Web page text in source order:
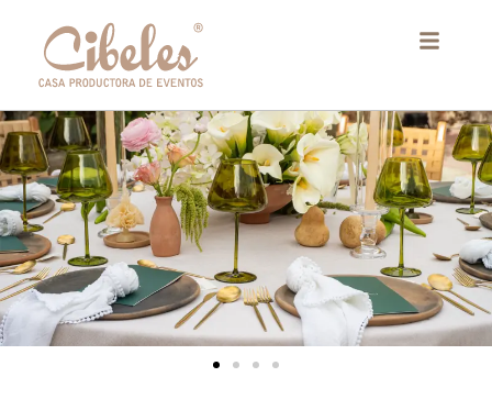
contenido